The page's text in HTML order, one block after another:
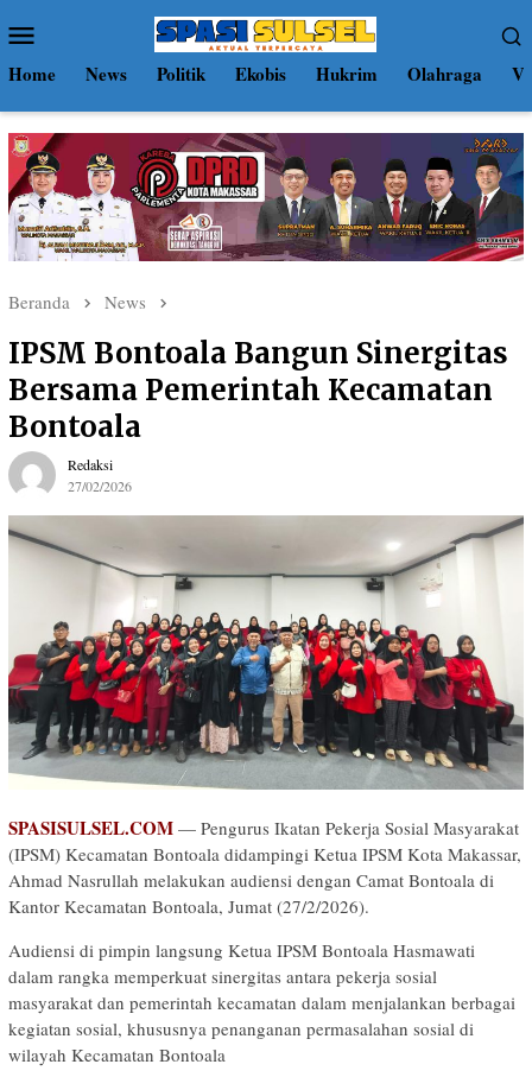
ke
kontenMobile
Home News Politik Ekobis Hukrim Olahraga
Beranda News
IPSM Bontoala Bangun Sinergitas
Bersama Pemerintah Kecamatan
Bontoala
Redaksi
27/02/2026
SPASISULSEL.COM — Pengurus Ikatan Pekerja Sosial Masyarakat
(IPSM) Kecamatan Bontoala didampingi Ketua IPSM Kota Makassar,
Ahmad Nasrullah melakukan audiensi dengan Camat Bontoala di
Kantor Kecamatan Bontoala, Jumat (27/2/2026).
Audiensi di pimpin langsung Ketua IPSM Bontoala Hasmawati
dalam rangka memperkuat sinergitas antara pekerja sosial
masyarakat dan pemerintah kecamatan dalam menjalankan berbagai
kegiatan sosial, khususnya penanganan permasalahan sosial di
wilayah Kecamatan Bontoala